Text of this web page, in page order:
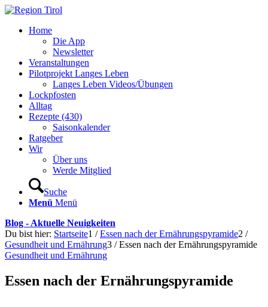
Home
Die App
Newsletter
Veranstaltungen
Pilotprojekt Langes Leben
Langes Leben Videos/Übungen
Lockpfosten
Alltag
Rezepte (430)
Saisonkalender
Ratgeber
Wir
Über uns
Werde Mitglied
Suche
Menü Menü
Blog - Aktuelle Neuigkeiten
Du bist hier: Startseite1 / Essen nach der Ernährungspyramide2 /
Gesundheit und Ernährung3 / Essen nach der Ernährungspyramide
Gesundheit und Ernährung
Essen nach der Ernährungspyramide